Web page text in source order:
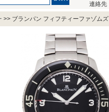
連絡
>> ブランパン フィフティーファゾム